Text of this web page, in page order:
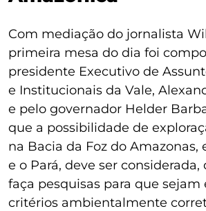
Com mediação do jornalista
primeira mesa do dia foi
presidente Executivo de
e Institucionais da Vale,
e pelo governador Helder
que a possibilidade de
na Bacia da Foz do Amazonas,
e o Pará, deve ser considerada,
faça pesquisas para que sejam
critérios ambientalmente